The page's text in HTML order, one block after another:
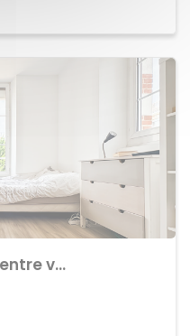
Achat Appartement centre ville